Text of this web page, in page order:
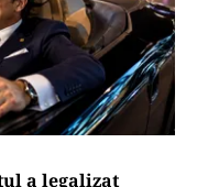
a legalizat